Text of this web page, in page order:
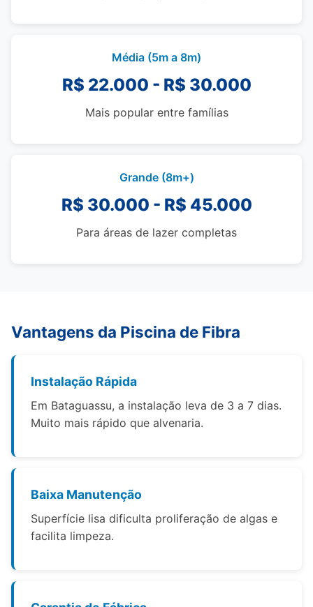
Média (5m a 8m)
R$ 22.000 - R$ 30.000
Mais popular entre famílias
Grande (8m+)
R$ 30.000 - R$ 45.000
Para áreas de lazer completas
Vantagens da Piscina de Fibra
Instalação Rápida
Em Bataguassu, a instalação leva de 3 a 7 dias.
Muito mais rápido que alvenaria.
Baixa Manutenção
Superfície lisa dificulta proliferação de algas e
facilita limpeza.